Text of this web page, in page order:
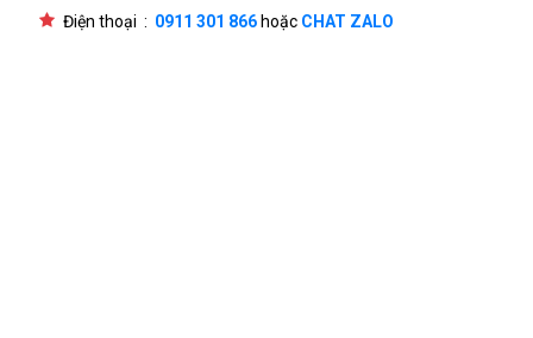
Điện thoại : 0911 301 866 hoặc CHAT ZALO